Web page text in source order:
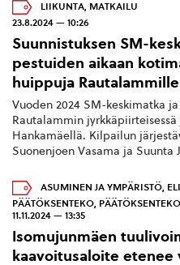
LIIKUNTA, MATKAILU
23.8.2024 — 10:26
Suunnistuksen SM-
pestuiden aikaan
huippuja Rautalammille
Vuoden 2024 SM-keskimatka
Rautalammin
Hankamäellä. Kilpailun
Suonenjoen Vasama ja Suunta
ASUMINEN JA YMPÄRISTÖ
PÄÄTÖKSENTEKO
11.11.2024 — 13:35
Isomujunmäen
kaavoitusaloite